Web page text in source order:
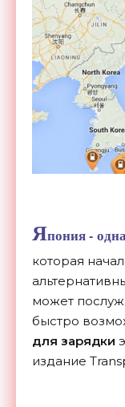
Япония -
которая
может
быстро
для зарядки
издание